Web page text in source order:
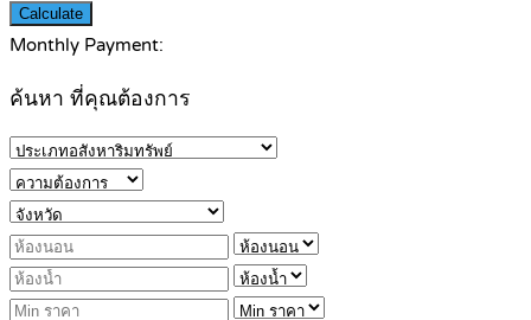
Calculate
Monthly Payment:
ค้นหา ที่คุณต้องการ